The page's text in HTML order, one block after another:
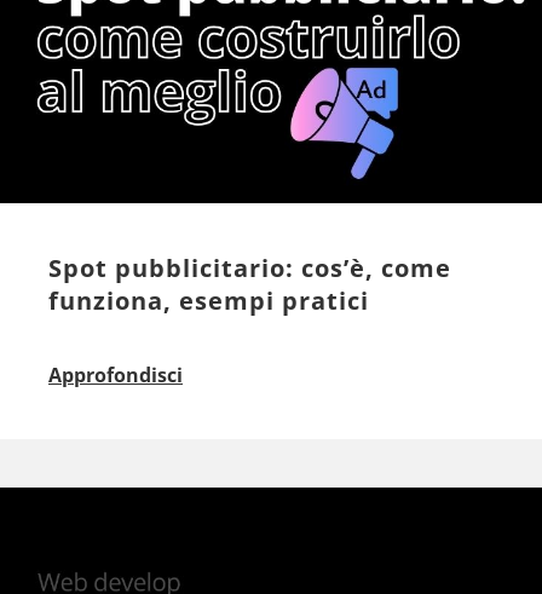
Spot pubblicitario: cos’è, come
funziona, esempi pratici
Approfondisci